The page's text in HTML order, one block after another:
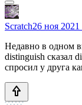
Scratch26 ноя 2021
Недавно в одном
distinguish сказал
спросил у друга